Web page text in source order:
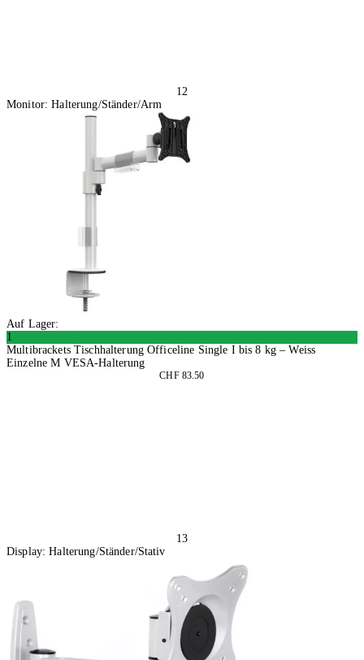
12
Monitor: Halterung/Ständer/Arm
Auf Lager:
1
Multibrackets Tischhalterung Officeline Single I bis 8 kg – Weiss
Einzelne M VESA-Halterung
CHF 83.50
13
Display: Halterung/Ständer/Stativ